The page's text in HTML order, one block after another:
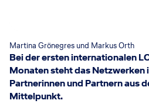
Martina Grönegres und Markus Orth
Bei der ersten internationalen
Monaten steht das Netzwerken
Partnerinnen und Partnern aus
Mittelpunkt.